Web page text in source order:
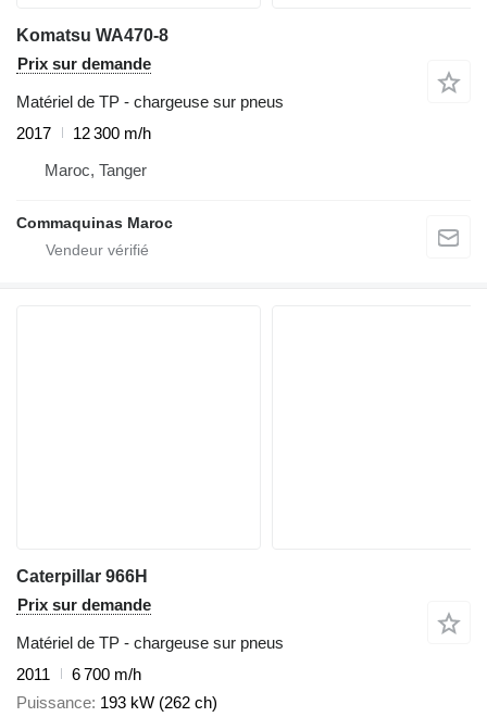
Komatsu WA470-8
Prix sur demande
Matériel de TP - chargeuse sur pneus
2017
12 300 m/h
Maroc, Tanger
Commaquinas Maroc
Caterpillar 966H
Prix sur demande
Matériel de TP - chargeuse sur pneus
2011
6 700 m/h
Puissance 193 kW (262 ch)